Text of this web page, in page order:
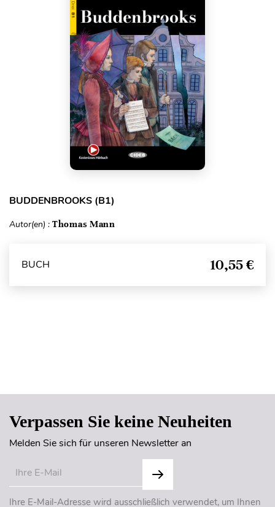
BUDDENBROOKS (B1)
Autor(en) : Thomas Mann
BUCH 10,55 €
Verpassen Sie keine Neuheiten
Melden Sie sich für unseren Newsletter an
Ihre E-Mail-Adresse wird ausschließlich verwendet, um Ihnen